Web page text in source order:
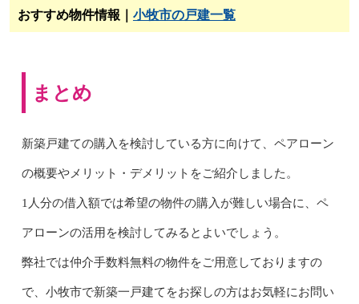
おすすめ物件情報｜ 小牧市の戸建一覧
まとめ
新築戸建ての購入を検討している方に向けて、ペアローン
の概要やメリット・デメリットをご紹介しました。
1人分の借入額では希望の物件の購入が難しい場合に、ペ
アローンの活用を検討してみるとよいでしょう。
弊社では仲介手数料無料の物件をご用意しておりますの
で、小牧市で新築一戸建てをお探しの方はお気軽にお問い